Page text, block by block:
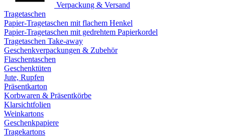
Verpackung & Versand
Tragetaschen
Papier-Tragetaschen mit flachem Henkel
Papier-Tragetaschen mit gedrehtem Papierkordel
Tragetaschen Take-away
Geschenkverpackungen & Zubehör
Flaschentaschen
Geschenktüten
Jute, Rupfen
Präsentkarton
Korbwaren & Präsentkörbe
Klarsichtfolien
Weinkartons
Geschenkpapiere
Tragekartons